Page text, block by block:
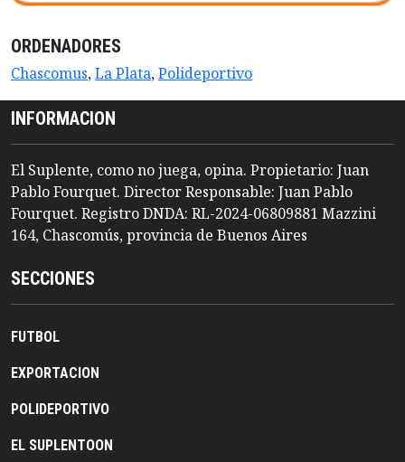
ORDENADORES
Chascomus,La Plata,Polideportivo
INFORMACION
El Suplente, como no juega, opina. Propietario: Juan
Pablo Fourquet. Director Responsable: Juan Pablo
Fourquet. Registro DNDA: RL-2024-06809881 Mazzini
164, Chascomús, provincia de Buenos Aires
SECCIONES
FUTBOL
EXPORTACION
POLIDEPORTIVO
EL SUPLENTOON